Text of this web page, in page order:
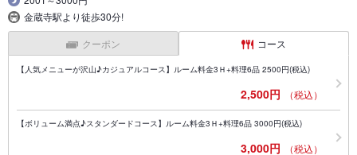
金蔵寺駅より徒歩30分!
クーポン コース
【人気メニューが沢山♪カジュアルコース】ルーム料金3Ｈ+料理6品 2500円(税込)
2,500円 （税込）
【ボリューム満点♪スタンダードコース】ルーム料金3Ｈ+料理6品 3000円(税込)
3,000円 （税込）